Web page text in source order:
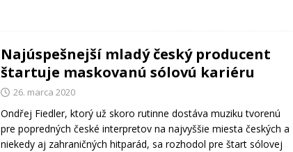
Najúspešnejší mladý český producent
štartuje maskovanú sólovú kariéru
26. marca 2020
Ondřej Fiedler, ktorý už skoro rutinne dostáva muziku tvorenú
pre popredných české interpretov na najvyššie miesta českých a
niekedy aj zahraničných hitparád, sa rozhodol pre štart sólovej